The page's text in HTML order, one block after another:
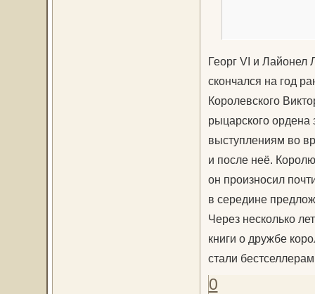
Георг VI и Лайонел
скончался на год
Королевского
рыцарского ордена
выступлениям во
и после неё.
он произносил
в середине
Через несколько
книги о дружбе
стали
0